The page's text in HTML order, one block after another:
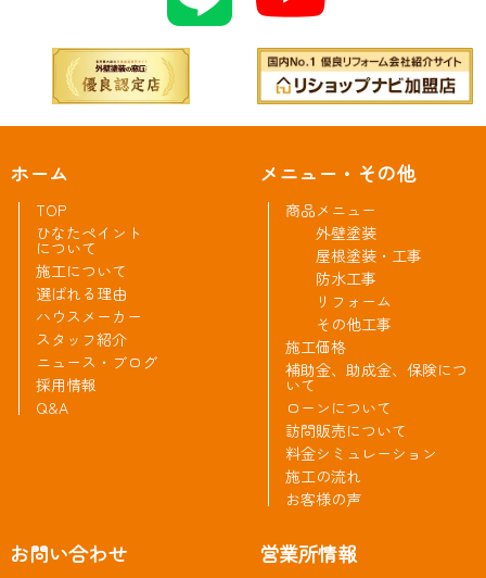
ホーム
TOP
ひなたペイント
について
施工について
選ばれる理由
ハウスメーカー
スタッフ紹介
ニュース・ブログ
採用情報
Q&A
メニュー・その他
商品メニュー
外壁塗装
屋根塗装・工事
防水工事
リフォーム
その他工事
施工価格
補助金、助成金、保険につ
いて
ローンについて
訪問販売について
料金シミュレーション
施工の流れ
お客様の声
お問い合わせ 営業所情報